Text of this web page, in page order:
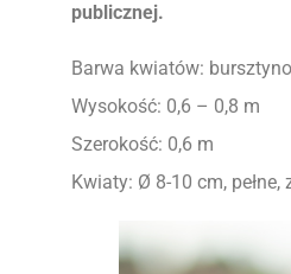
publicznej.
Barwa kwiatów:
Wysokość: 0,6 – 0,8 m
Szerokość: 0,6 m
Kwiaty: Ø 8-10 cm,